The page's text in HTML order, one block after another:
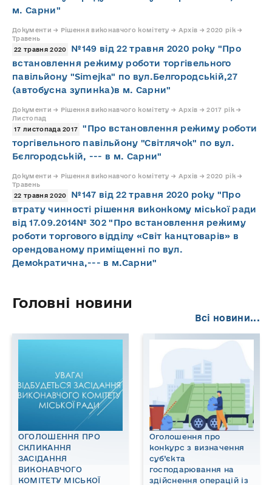
м. Сарни"
Документи → Рішення виконавчого комітету → Архів → 2020 рік →
Травень
22 травня 2020
№149 від 22 травня 2020 року "Про
встановлення режиму роботи торгівельного
павільйону "Simejka" по вул.Белгородській,27
(автобусна зупинка)в м. Сарни"
Документи → Рішення виконавчого комітету → Архів → 2017 рік →
Листопад
17 листопада 2017
"Про встановлення режиму роботи
торгівельного павільйону "Світлячок" по вул.
Бєлгородській, --- в м. Сарни"
Документи → Рішення виконавчого комітету → Архів → 2020 рік →
Травень
22 травня 2020
№147 від 22 травня 2020 року "Про
втрату чинності рішення виконкому міської ради
від 17.09.2014№ 302 "Про встановлення режиму
роботи торгового відділу «Світ канцтоварів» в
орендованому приміщенні по вул.
Демократична,--- в м.Сарни"
Головні новини
Всі новини...
ОГОЛОШЕННЯ ПРО
СКЛИКАННЯ
ЗАСІДАННЯ
ВИКОНАВЧОГО
КОМІТЕТУ МІСЬКОЇ
Оголошення про
конкурс з визначення
суб’єкта
господарювання на
здійснення операцій із